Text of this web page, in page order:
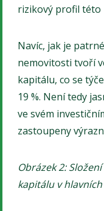
rizikový profil této
Navíc, jak je
nemovitosti tvoří
kapitálu, co se
19 %. Není tedy
ve svém
zastoupeny
Obrázek 2:
kapitálu v